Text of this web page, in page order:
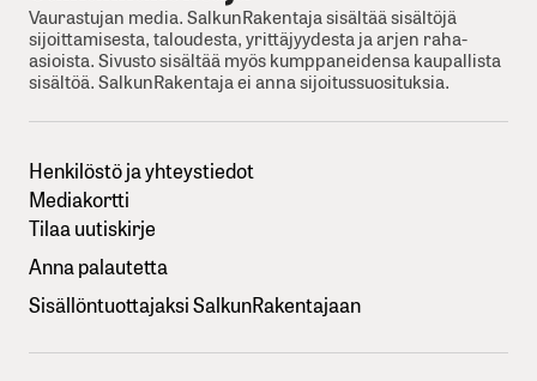
Vaurastujan media. SalkunRakentaja sisältää sisältöjä
sijoittamisesta, taloudesta, yrittäjyydesta ja arjen raha-
asioista. Sivusto sisältää myös kumppaneidensa kaupallista
sisältöä. SalkunRakentaja ei anna sijoitussuosituksia.
Henkilöstö ja yhteystiedot
Mediakortti
Tilaa uutiskirje
Anna palautetta
Sisällöntuottajaksi SalkunRakentajaan